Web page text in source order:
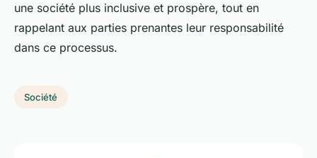
une société plus inclusive et prospère, tout en
rappelant aux parties prenantes leur responsabilité
dans ce processus.
Société